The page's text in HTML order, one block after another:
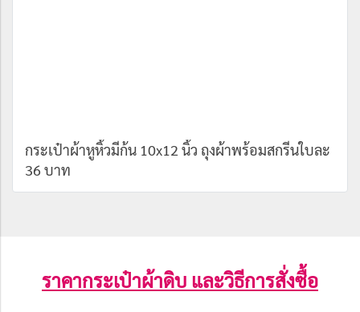
กระเป๋าผ้าหูหิ้วมีก้น 10x12 นิ้ว ถุงผ้าพร้อมสกรีนใบละ
36 บาท
ราคากระเป๋าผ้าดิบ และวิธีการสั่งซื้อ